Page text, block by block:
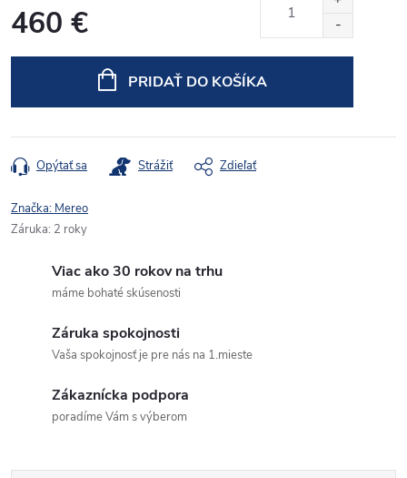
460 €
PRIDAŤ DO KOŠÍKA
Opýtať sa Strážiť Zdieľať
Značka: Mereo
Záruka: 2 roky
Viac ako 30 rokov na trhu
máme bohaté skúsenosti
Záruka spokojnosti
Vaša spokojnosť je pre nás na 1.mieste
Zákaznícka podpora
poradíme Vám s výberom